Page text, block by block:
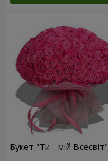
Букет "Ти - мій Всесвіт"